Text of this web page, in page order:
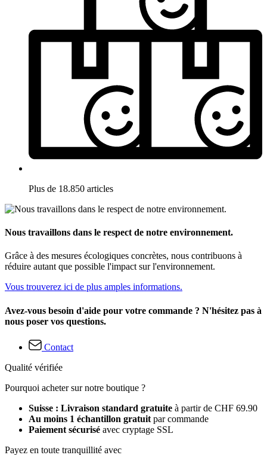
Plus de 18.850 articles
Nous travaillons dans le respect de notre environnement.
Grâce à des mesures écologiques concrètes, nous contribuons à
réduire autant que possible l'impact sur l'environnement.
Vous trouverez ici de plus amples informations.
Avez-vous besoin d'aide pour votre commande ? N'hésitez pas à
nous poser vos questions.
Contact
Qualité vérifiée
Pourquoi acheter sur notre boutique ?
Suisse : Livraison standard gratuite à partir de CHF 69.90
Au moins 1 échantillon gratuit par commande
Paiement sécurisé avec cryptage SSL
Payez en toute tranquillité avec